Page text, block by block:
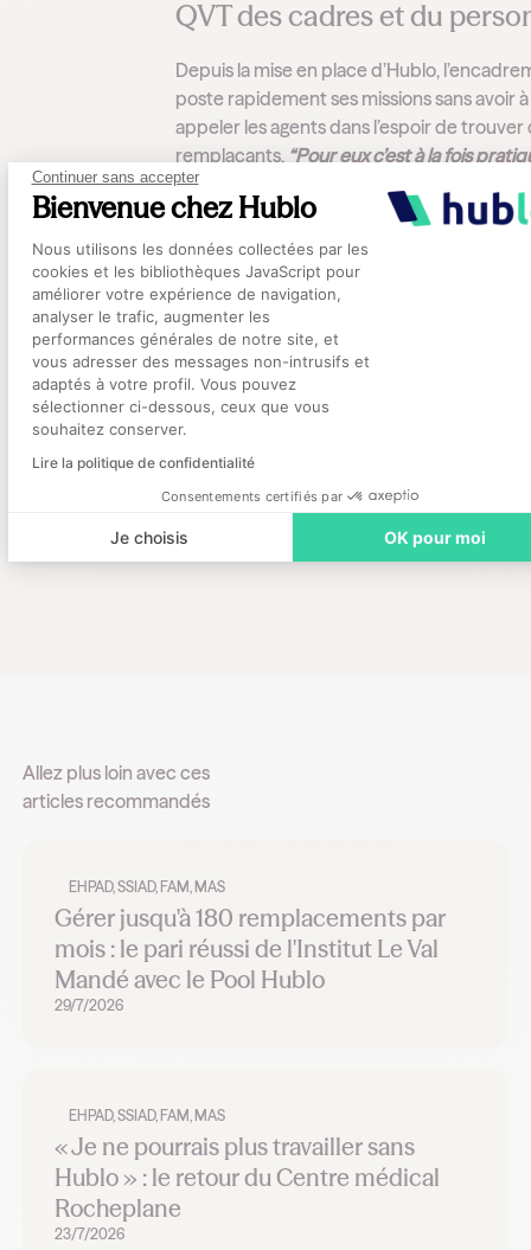
Continuer sans accepter
Bienvenue chez Hublo
Plateforme de Gestion du
Nous utilisons les données collectées par les
cookies et les bibliothèques JavaScript pour
améliorer votre expérience de navigation,
analyser le trafic, augmenter les
performances générales de notre site, et
vous adresser des messages non-intrusifs et
adaptés à votre profil. Vous pouvez
sélectionner ci-dessous, ceux que vous
souhaitez conserver.
Lire la politique de confidentialité
Consentements certifiés par
Je choisis OK pour moi
Axeptio consent
QVT des cadres et du
Depuis la mise en place d’Hublo,
poste rapidement ses missions sans avoir à
appeler les agents dans l’espoir de trouver
remplaçants. “Pour eux c’est à la fois
rassurant et facilitant”
car“ils n’ont plus qu’à poster les offres de
ce qui leur permet de dégager du temps
d’autres tâches importantes.”
Les agents sont quant à eux soulagés car
sont plus dérangés sur leur temps de
affirme Mme Maillard. Ils sont également
rassurés au quotidien
quand les effectifs ne sont pas au
cela signifie qu’ils doivent travailler en
réduit. Avec Hublo, ce risque est
Allez plus loin avec ces
articles recommandés
EHPAD, SSIAD, FAM, MAS
Gérer jusqu'à 180 remplacements par
mois : le pari réussi de l'Institut Le Val
Mandé avec le Pool Hublo
29/7/2026
EHPAD, SSIAD, FAM, MAS
« Je ne pourrais plus travailler sans
Hublo » : le retour du Centre médical
Rocheplane
23/7/2026